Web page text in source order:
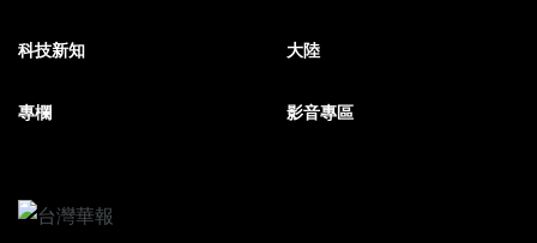
科技新知 大陸
專欄 影音專區